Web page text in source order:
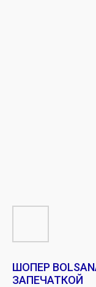
ШОПЕР
ЗАПЕЧАТКОЙ